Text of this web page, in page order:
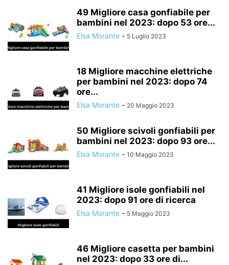
BUSTE E MATERIALI PER SPEDIZIONI CACCIA E PESCA
CAFFÈ, TÈ E BEVANDE CALCIO
CALENDARI, AGENDE, RUBRICHE E ORGANIZER CAMBIO DEL PANNOLINO
CANCELLERIA E DECORAZIONI PER FESTE CANI
CANTINETTE VINO E FRIGORIFERI PER BIRRA CARNE
CERCHIONI E PNEUMATICI
CESTI E CONFEZIONI REGALO CIBI IN SCATOLA E CONSERVE
COMUNICAZIONE CONGELATORI, FRIGORIFERI E MACCHINE DEL GHIACCIO
CONTENITORI E BARATTOLI COSTRUZIONI
CUCINE, FORNI E PIANI COTTURA
CURA DI BAMBINI E NEONATI DECORAZIONI PER IL GIARDINO
DECORAZIONI PER INTERNI DESKTOP
DETERGENTI E PRODOTTI PER LA PULIZIA
DISTRIBUTORI D'ACQUA, CARAFFE FILTRANTI E CARTUCCE
49 Migliore casa gonfiabile per
bambini nel 2023: dopo 53 ore...
Elsa Morante - 5 Luglio 2023
18 Migliore macchine elettriche
per bambini nel 2023: dopo 74
ore...
Elsa Morante - 20 Maggio 2023
50 Migliore scivoli gonfiabili per
bambini nel 2023: dopo 93 ore...
Elsa Morante - 10 Maggio 2023
41 Migliore isole gonfiabili nel
2023: dopo 91 ore di ricerca
Elsa Morante - 5 Maggio 2023
46 Migliore casetta per bambini
nel 2023: dopo 33 ore di...